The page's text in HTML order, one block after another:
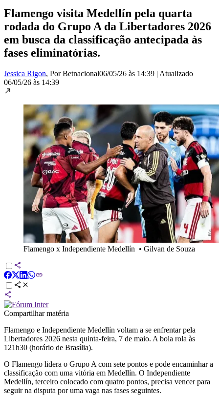
Flamengo visita Medellín pela quarta
rodada do Grupo A da Libertadores 2026
em busca da classificação antecipada às
fases eliminatórias.
Jessica Rigon, Por Betnacional06/05/26 às 14:39 | Atualizado
06/05/26 às 14:39
Flamengo x Independiente Medellín • Gilvan de Souza
Compartilhar matéria
Flamengo e Independiente Medellín voltam a se enfrentar pela
Libertadores 2026 nesta quinta-feira, 7 de maio. A bola rola às
121h30 (horário de Brasília).
O Flamengo lidera o Grupo A com sete pontos e pode encaminhar a
classificação com uma vitória em Medellín. O Independiente
Medellín, terceiro colocado com quatro pontos, precisa vencer para
seguir na disputa por uma vaga nas fases seguintes.